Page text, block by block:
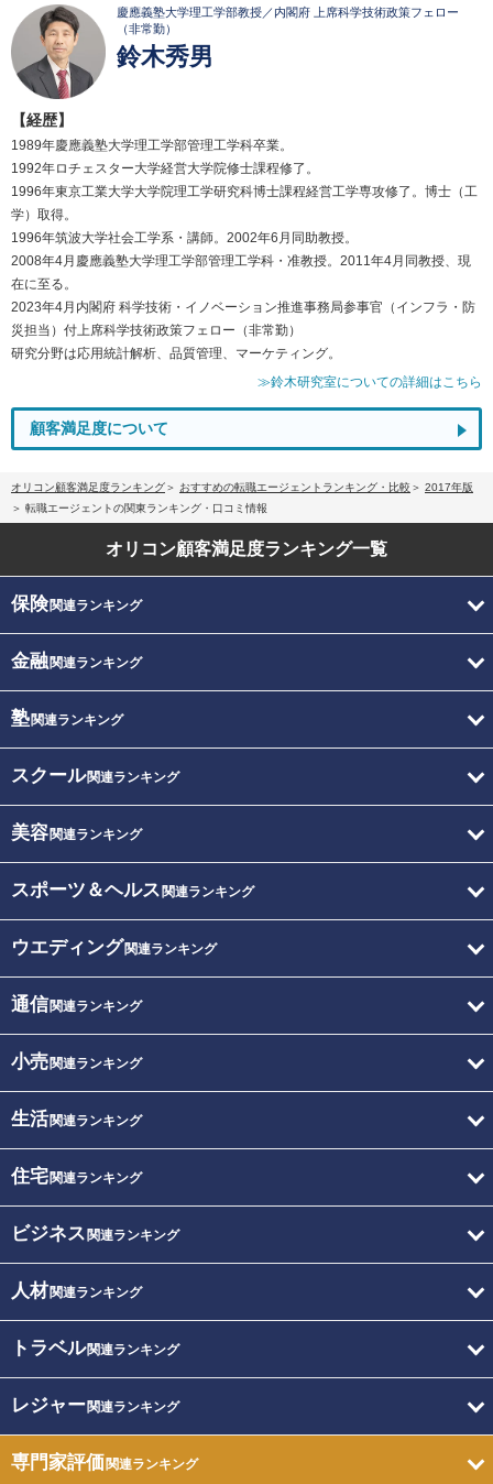
慶應義塾大学理工学部教授／内閣府 上席科学技術政策フェロー
（非常勤）
鈴木秀男
【経歴】
1989年慶應義塾大学理工学部管理工学科卒業。
1992年ロチェスター大学経営大学院修士課程修了。
1996年東京工業大学大学院理工学研究科博士課程経営工学専攻修了。博士（工
学）取得。
1996年筑波大学社会工学系・講師。2002年6月同助教授。
2008年4月慶應義塾大学理工学部管理工学科・准教授。2011年4月同教授、現
在に至る。
2023年4月内閣府 科学技術・イノベーション推進事務局参事官（インフラ・防
災担当）付上席科学技術政策フェロー（非常勤）
研究分野は応用統計解析、品質管理、マーケティング。
≫鈴木研究室についての詳細はこちら
顧客満足度について
オリコン顧客満足度ランキング おすすめの転職エージェントランキング・比較
2017年版
転職エージェントの関東ランキング・口コミ情報
オリコン顧客満足度ランキング一覧
保険関連ランキング
金融関連ランキング
塾関連ランキング
スクール関連ランキング
美容関連ランキング
スポーツ＆ヘルス 関連ランキング
ウエディング関連ランキング
通信関連ランキング
小売関連ランキング
生活関連ランキング
住宅関連ランキング
ビジネス 関連ランキング
人材関連ランキング
トラベル関連ランキング
レジャー関連ランキング
専門家評価関連ランキング